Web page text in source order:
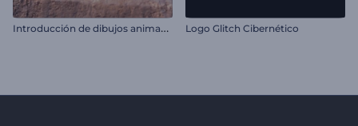
I
ntroducción de dibujos animados del Día de San Valentín Logo Glitch Cibernético